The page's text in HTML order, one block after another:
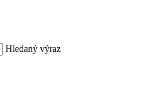
Hledaný výraz